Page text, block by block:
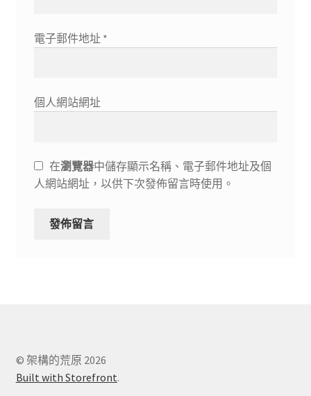
電子郵件地址 *
個人網站網址
在瀏覽器中儲存顯示名稱、電子郵件地址及個
人網站網址，以供下次發佈留言時使用。
© 架構的荒原 2026
Built with Storefront.